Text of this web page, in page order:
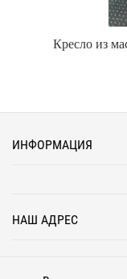
Кресло из
ИНФОРМАЦИЯ
НАШ АДРЕС